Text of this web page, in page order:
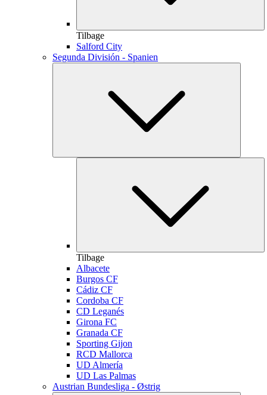
Tilbage
Salford City
Segunda División - Spanien
Tilbage
Albacete
Burgos CF
Cádiz CF
Cordoba CF
CD Leganés
Girona FC
Granada CF
Sporting Gijon
RCD Mallorca
UD Almería
UD Las Palmas
Austrian Bundesliga - Østrig